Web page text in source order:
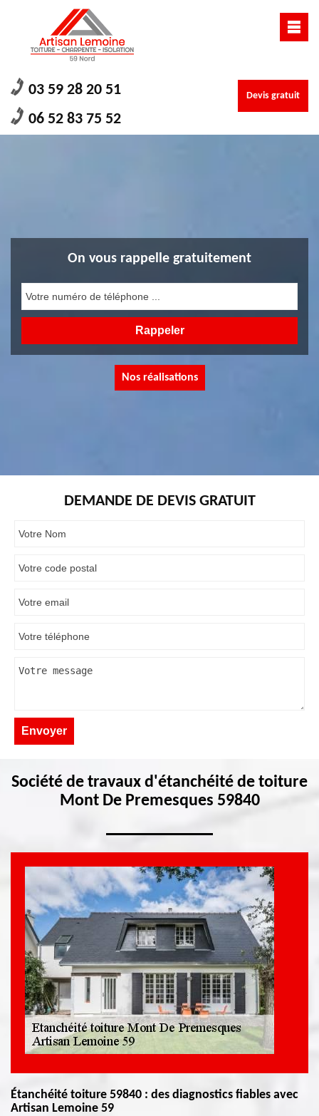
03 59 28 20 51
06 52 83 75 52
Devis gratuit
On vous rappelle gratuitement
Nos réalisations
DEMANDE DE DEVIS GRATUIT
Société de travaux d'étanchéité de toiture
Mont De Premesques 59840
Étanchéité toiture 59840 : des diagnostics fiables avec
Artisan Lemoine 59